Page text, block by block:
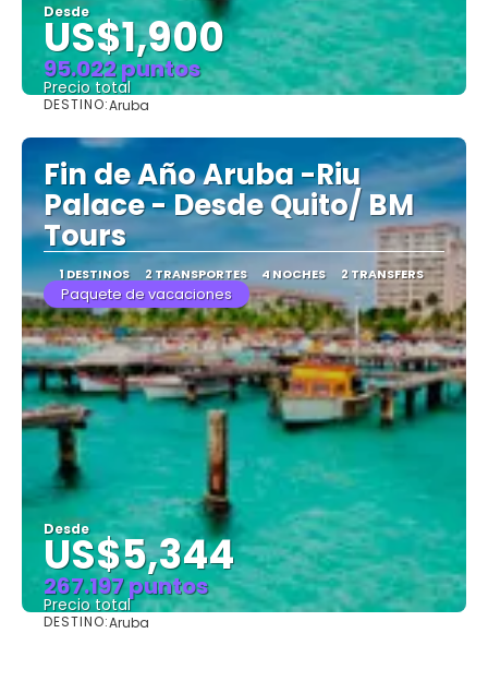
Desde
US$1,900
95.022 puntos
Precio total
DESTINO:Aruba
Fin de Año Aruba -Riu
Palace - Desde Quito/ BM
Tours
1 DESTINOS 2 TRANSPORTES 4 NOCHES 2 TRANSFERS
Paquete de vacaciones
Desde
US$5,344
267.197 puntos
Precio total
DESTINO:Aruba